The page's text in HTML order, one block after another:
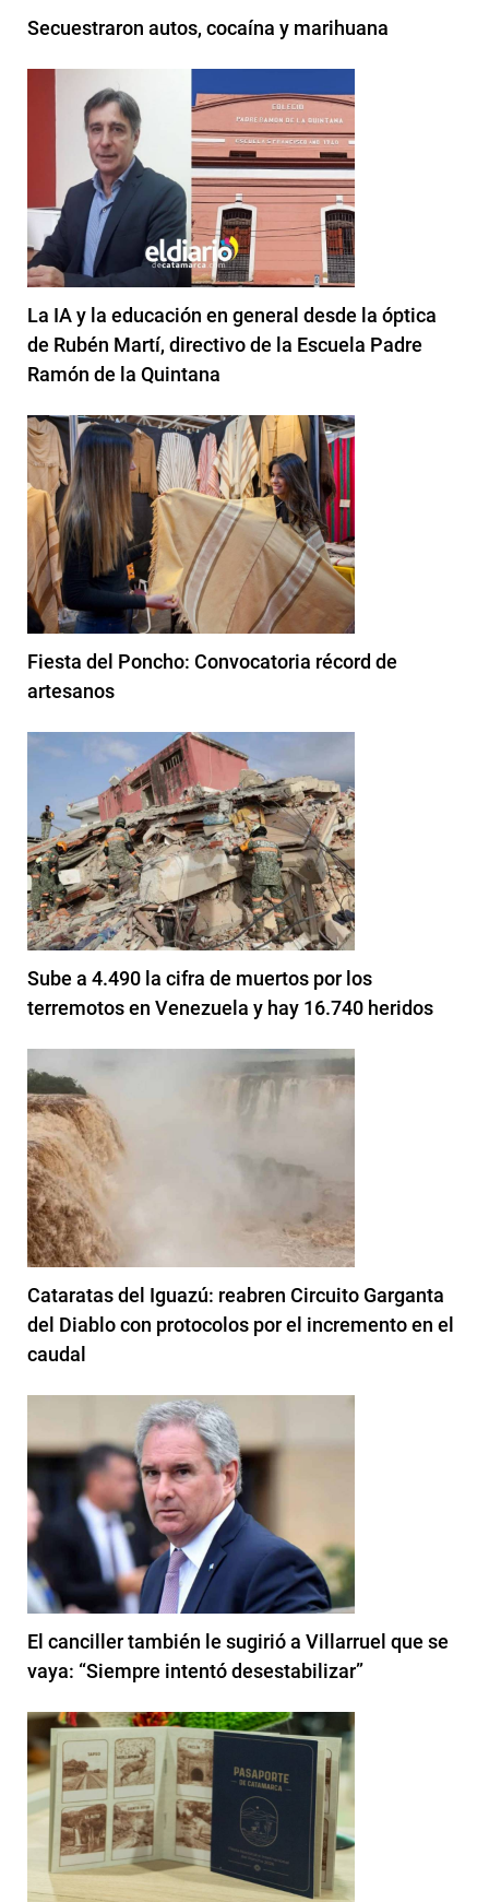
Secuestraron autos, cocaína y marihuana
La IA y la educación en general desde la óptica
de Rubén Martí, directivo de la Escuela Padre
Ramón de la Quintana
Fiesta del Poncho: Convocatoria récord de
artesanos
Sube a 4.490 la cifra de muertos por los
terremotos en Venezuela y hay 16.740 heridos
Cataratas del Iguazú: reabren Circuito Garganta
del Diablo con protocolos por el incremento en el
caudal
El canciller también le sugirió a Villarruel que se
vaya: “Siempre intentó desestabilizar”